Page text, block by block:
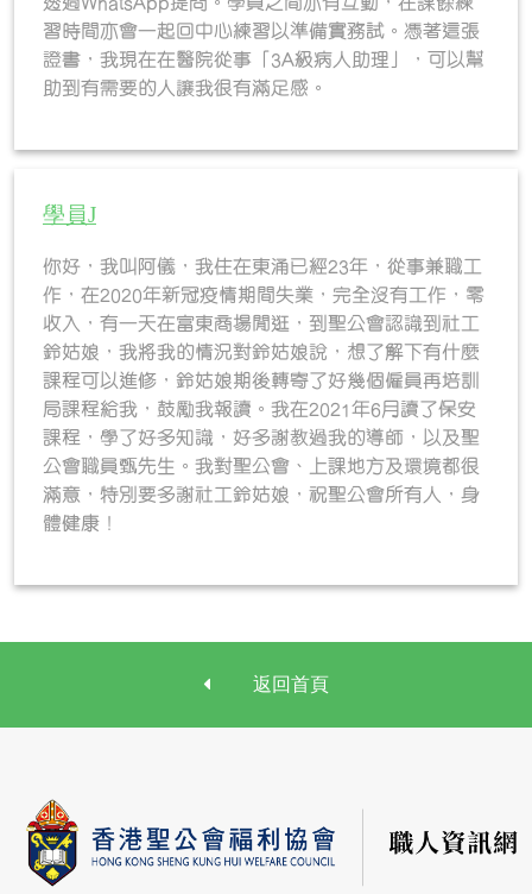
習時間亦會一起回中心練習以準備實務試。憑著這張
證書，我現在在醫院從事「3A級病人助理」，可以幫
助到有需要的人讓我很有滿足感。
學員J
你好，我叫阿儀，我住在東涌已經23年，從事兼職工
作，在2020年新冠疫情期間失業，完全沒有工作，零
收入，有一天在富東商場閒逛，到聖公會認識到社工
鈴姑娘，我將我的情況對鈴姑娘說，想了解下有什麼
課程可以進修，鈴姑娘期後轉寄了好幾個僱員再培訓
局課程給我，鼓勵我報讀。我在2021年6月讀了保安
課程，學了好多知識，好多謝教過我的導師，以及聖
公會職員甄先生。我對聖公會、上課地方及環境都很
滿意，特別要多謝社工鈴姑娘，祝聖公會所有人，身
體健康！
返回首頁